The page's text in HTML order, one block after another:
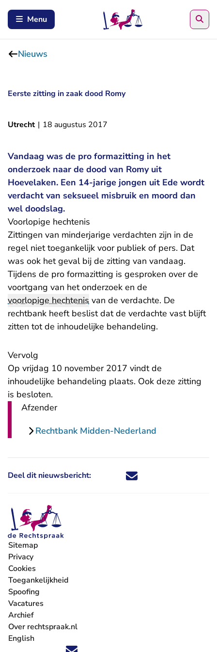
Menu
Nieuws
Eerste zitting in zaak dood Romy
Utrecht | 18 augustus 2017
Vandaag was de pro formazitting in het
onderzoek naar de dood van Romy uit
Hoevelaken. Een 14-jarige jongen uit Ede wordt
verdacht van seksueel misbruik en moord dan
wel doodslag.
Voorlopige hechtenis
Zittingen van minderjarige verdachten zijn in de
regel niet toegankelijk voor publiek of pers. Dat
was ook het geval bij de zitting van vandaag.
Tijdens de pro formazitting is gesproken over de
voortgang van het onderzoek en de
voorlopige hechtenis van de verdachte. De
rechtbank heeft beslist dat de verdachte vast blijft
zitten tot de inhoudelijke behandeling.
Vervolg
Op vrijdag 10 november 2017 vindt de
inhoudelijke behandeling plaats. Ook deze zitting
is besloten.
Afzender
Rechtbank Midden-Nederland
Deel dit nieuwsbericht: Deel dit nieuwsbericht via X -
Deel dit nieuwsbericht via
Deel dit nieuwsbericht
Deel dit
Volg ons op X (Twitter) - U verlaat Rechtspraak.nl
Volg ons op Facebook - U verlaat Rechtspraak.nl
Volg ons op Instagram - U verlaat Rechtspraak.nl
Volg ons op Youtube - U verlaat Rechtspraak.nl
Volg ons op LinkedIn - U verlaat
'Blijf op de hoogte' nieuwsbrief - U verlaat
Sitemap
Privacy
Cookies
Toegankelijkheid
Spoofing
Vacatures
- U verlaat Rechtspraak.nl
Archief
Over rechtspraak.nl
English